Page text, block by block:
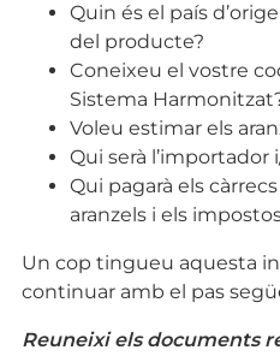
Quin és el país
del producte?
Coneixeu el vostre
Sistema
Voleu estimar els
Qui serà l’importador
Qui pagarà els
aranzels i els
Un cop tingueu aquesta
continuar amb el pas
Reuneixi els documents